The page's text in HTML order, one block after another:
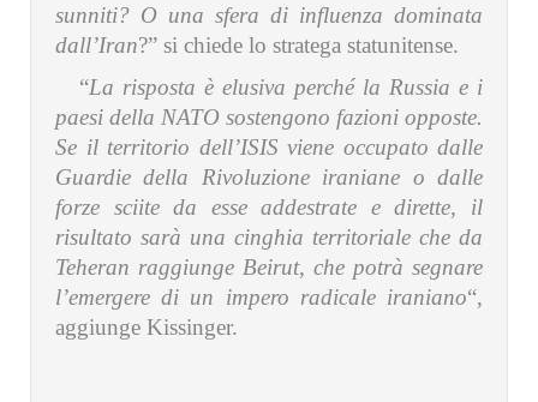
sunniti? O una sfera di influenza dominata
dall’Iran?” si chiede lo stratega statunitense.
“La risposta è elusiva perché la Russia e i
paesi della NATO sostengono fazioni opposte.
Se il territorio dell’ISIS viene occupato dalle
Guardie della Rivoluzione iraniane o dalle
forze sciite da esse addestrate e dirette, il
risultato sarà una cinghia territoriale che da
Teheran raggiunge Beirut, che potrà segnare
l’emergere di un impero radicale iraniano“,
aggiunge Kissinger.